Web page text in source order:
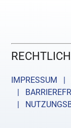
IMPRESSUM |
|
|